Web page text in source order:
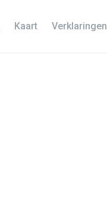
Kaart Verklaringen